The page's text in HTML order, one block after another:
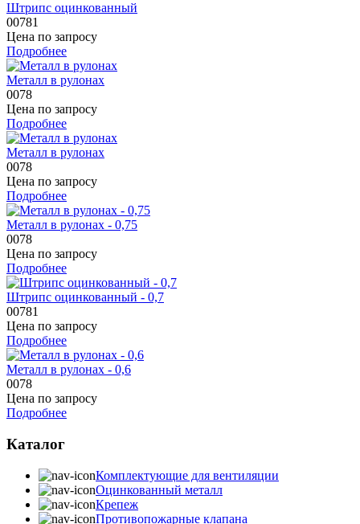
Штрипс оцинкованный
00781
Цена по запросу
Подробнее
Металл в рулонах
0078
Цена по запросу
Подробнее
Металл в рулонах
0078
Цена по запросу
Подробнее
Металл в рулонах - 0,75
0078
Цена по запросу
Подробнее
Штрипс оцинкованный - 0,7
00781
Цена по запросу
Подробнее
Металл в рулонах - 0,6
0078
Цена по запросу
Подробнее
Каталог
Комплектующие для вентиляции
Оцинкованный металл
Крепеж
Противопожарные клапана